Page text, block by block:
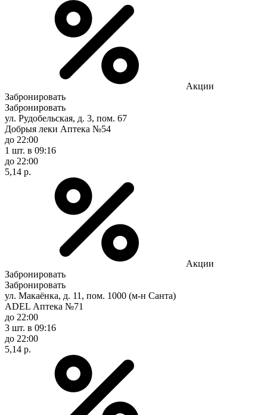
Акции
Забронировать
Забронировать
ул. Рудобельская, д. 3, пом. 67
Добрыя леки Аптека №54
до 22:00
1 шт. в 09:16
до 22:00
5,14 р.
Акции
Забронировать
Забронировать
ул. Макаёнка, д. 11, пом. 1000 (м-н Санта)
ADEL Аптека №71
до 22:00
3 шт. в 09:16
до 22:00
5,14 р.